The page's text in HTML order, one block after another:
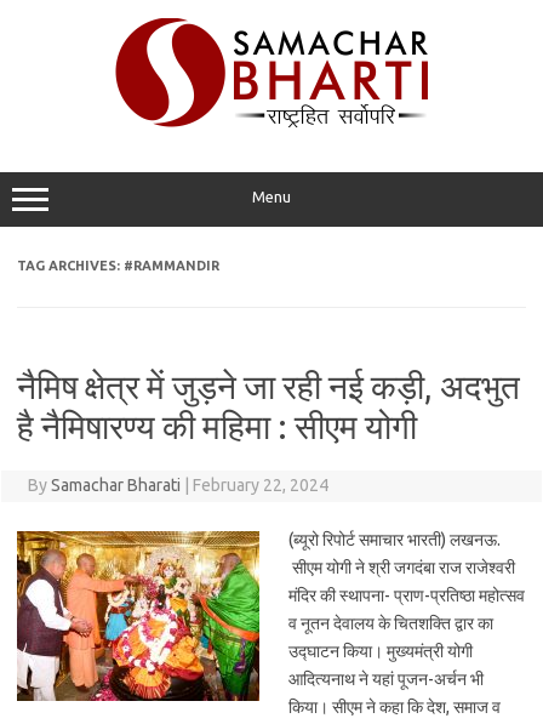
Menu
TAG ARCHIVES: #RAMMANDIR
नैमिष क्षेत्र में जुड़ने जा रही नई कड़ी, अदभुत
है नैमिषारण्य की महिमा : सीएम योगी
BySamachar Bharati February 22, 2024
(ब्यूरो रिपोर्ट समाचार भारती) लखनऊ.
सीएम योगी ने श्री जगदंबा राज राजेश्वरी
मंदिर की स्थापना- प्राण-प्रतिष्ठा महोत्सव
व नूतन देवालय के चितशक्ति द्वार का
उद्घाटन किया। मुख्यमंत्री योगी
आदित्यनाथ ने यहां पूजन-अर्चन भी
किया। सीएम ने कहा कि देश, समाज व